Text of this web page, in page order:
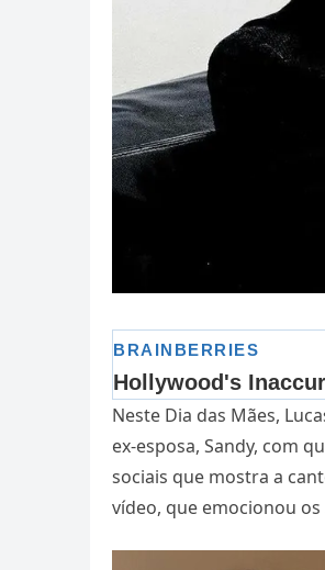
Neste Dia das Mães,
ex-esposa, Sandy, com
sociais que mostra a
vídeo, que emocionou